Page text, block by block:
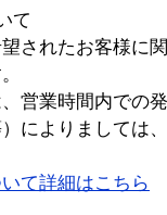
て
されたお客様に
営業時間内での
によりましては
て詳細はこちら